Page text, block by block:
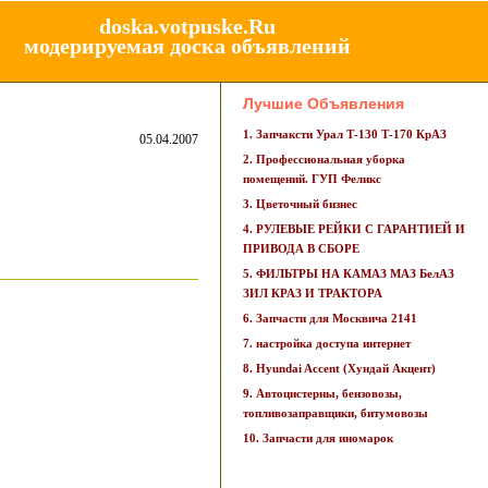
doska.votpuske.Ru
модерируемая доска объявлений
05.04.2007
Лучшие Объявления
1. Запчаксти Урал Т-130 Т-170 КрАЗ
2. Профессиональная уборка
помещений. ГУП Феликс
3. Цветочный бизнес
4. РУЛЕВЫЕ РЕЙКИ С ГАРАНТИЕЙ И
ПРИВОДА В СБОРЕ
5. ФИЛЬТРЫ НА КАМАЗ МАЗ БелАЗ
ЗИЛ КРАЗ И ТРАКТОРА
6. Запчасти для Москвича 2141
7. настройка доступа интернет
8. Hyundai Accent (Хундай Акцент)
9. Автоцистерны, бензовозы,
топливозаправщики, битумовозы
10. Запчасти для иномарок